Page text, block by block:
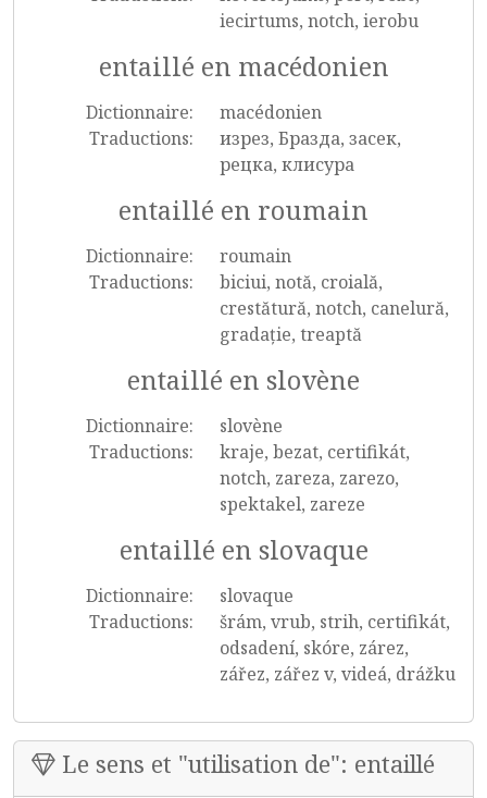
iecirtums, notch, ierobu
entaillé en macédonien
Dictionnaire:
macédonien
Traductions:
изрез, Бразда, засек,
рецка, клисура
entaillé en roumain
Dictionnaire:
roumain
Traductions:
biciui, notă, croială,
crestătură, notch, canelură,
gradație, treaptă
entaillé en slovène
Dictionnaire:
slovène
Traductions:
kraje, bezat, certifikát,
notch, zareza, zarezo,
spektakel, zareze
entaillé en slovaque
Dictionnaire:
slovaque
Traductions:
šrám, vrub, strih, certifikát,
odsadení, skóre, zárez,
zářez, zářez v, videá, drážku
Le sens et "utilisation de": entaillé